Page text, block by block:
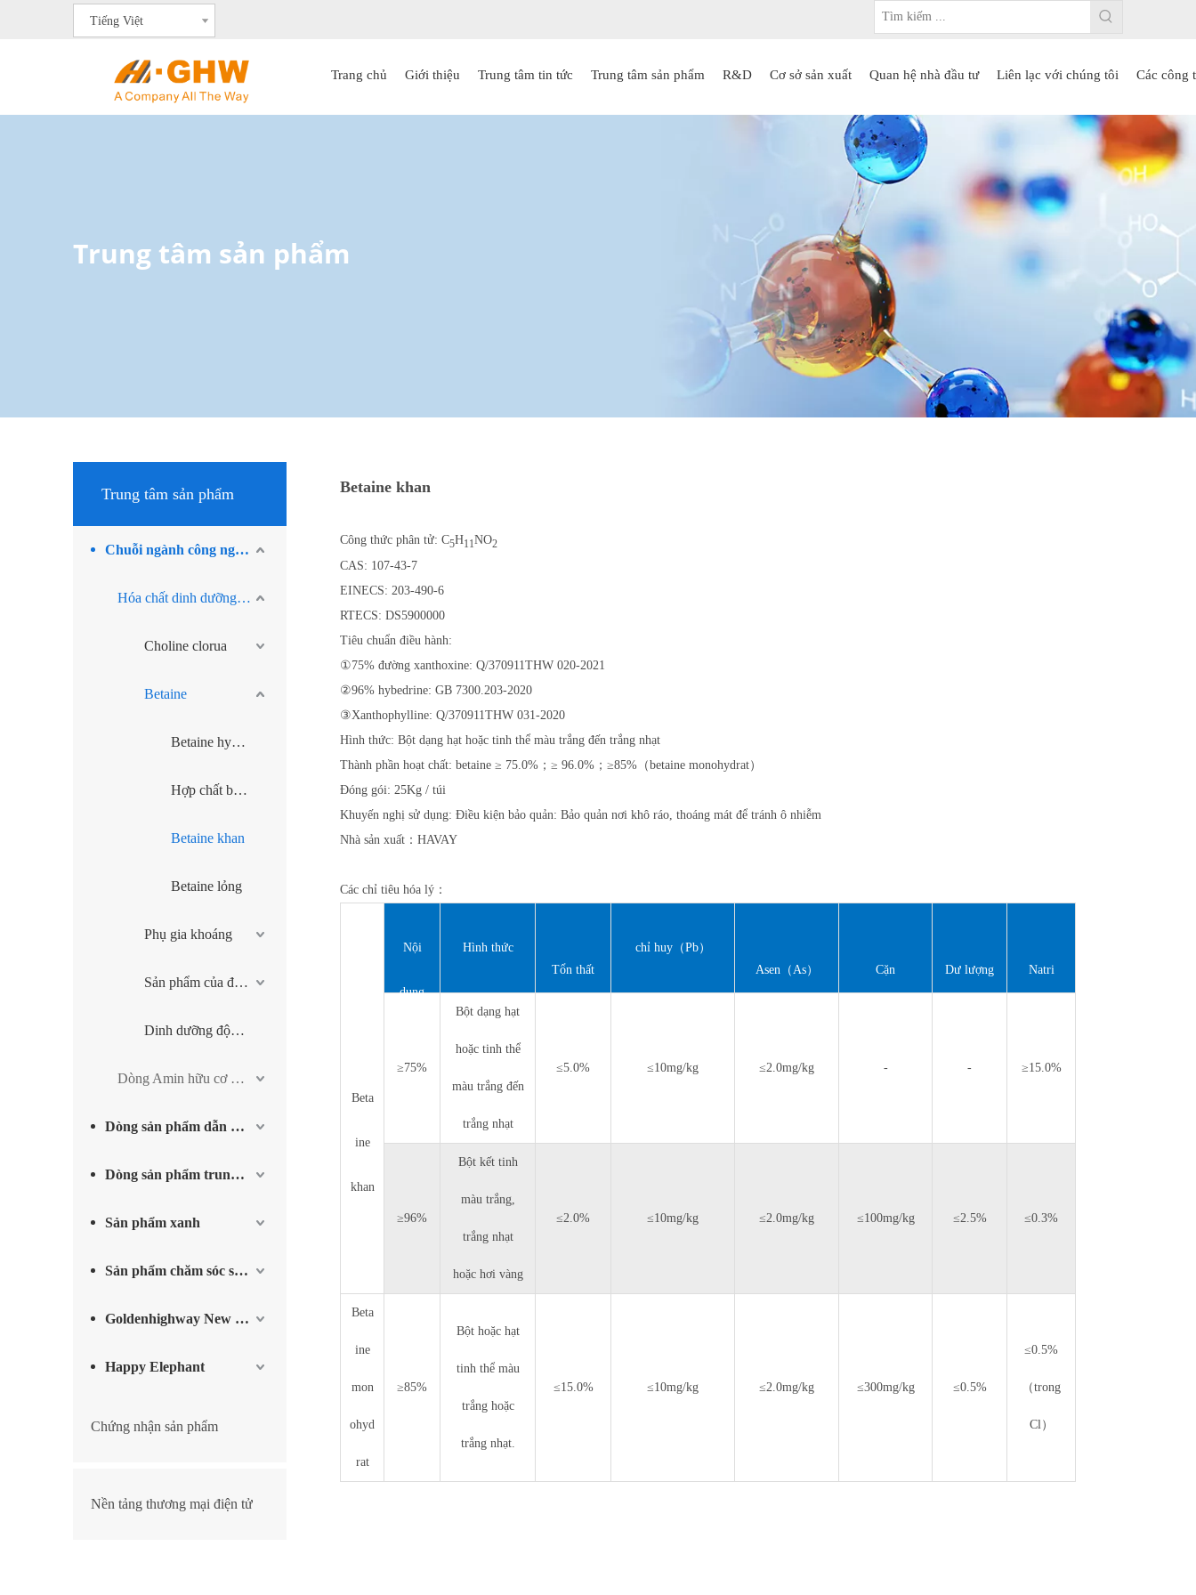
Tiếng Việt
Trang chủ Giới thiệu Trung tâm tin tức Trung tâm sản phẩm R&D Cơ sở sản xuất Quan hệ nhà đầu tư Liên lạc với chúng tôi Các công
Trung tâm sản phẩm
Trung tâm sản phẩm
Chuỗi ngành công nghiệp methylamine
Hóa chất dinh dưỡng động vật
Choline clorua
Betaine
Betaine hydrochloride
Hợp chất betaine
Betaine khan
Betaine lỏng
Phụ gia khoáng
Sản phẩm của động vật nhai lại
Dinh dưỡng động vật khác
Dòng Amin hữu cơ – Methylamine khan
Dòng sản phẩm dẫn xuất iốt và sản phẩm phụ trợ
Dòng sản phẩm trung gian vật liệu tiên tiến
Sản phẩm xanh
Sản phẩm chăm sóc sức khỏe
Goldenhighway New Materials
Happy Elephant
Chứng nhận sản phẩm
Nền tảng thương mại điện tử
Betaine khan
Công thức phân tử: C5H11 NO2
CAS: 107-43-7
EINECS: 203-490-6
RTECS: DS5900000
Tiêu chuẩn điều hành:
①75% đường xanthoxine: Q/370911THW 020-2021
②96% hybedrine: GB 7300.203-2020
③Xanthophylline: Q/370911THW 031-2020
Hình thức: Bột dạng hạt hoặc tinh thể màu trắng đến trắng nhạt
Thành phần hoạt chất: betaine ≥ 75.0%；≥ 96.0%；≥85%（betaine monohydrat）
Đóng gói: 25Kg / túi
Khuyến nghị sử dụng: Điều kiện bảo quản: Bảo quản nơi khô ráo, thoáng mát để tránh ô nhiễm
Nhà sản xuất：HAVAY
Các chỉ tiêu hóa lý：
Beta
ine
khan
Nội
dung
Hình thức
Tổn thất
chỉ huy（Pb）
Asen（As）
Cặn Dư lượng Natri
≥75%
Bột dạng hạt
hoặc tinh thể
màu trắng đến
trắng nhạt
≤5.0% ≤10mg/kg ≤2.0mg/kg - - ≥15.0%
≥96%
Bột kết tinh
màu trắng,
trắng nhạt
hoặc hơi vàng
≤2.0% ≤10mg/kg ≤2.0mg/kg ≤100mg/kg ≤2.5% ≤0.3%
Beta
ine
mon
ohyd
rat
≥85%
Bột hoặc hạt
tinh thể màu
trắng hoặc
trắng nhạt.
≤15.0% ≤10mg/kg ≤2.0mg/kg ≤300mg/kg ≤0.5%
≤0.5%
（trong
Cl）